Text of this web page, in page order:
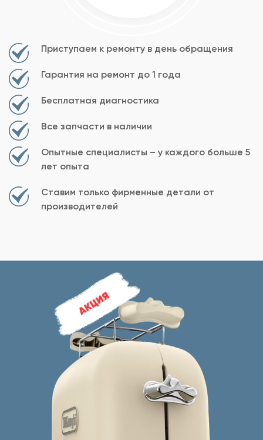
Приступаем к ремонту в день обращения
Гарантия на ремонт до 1 года
Бесплатная диагностика
Все запчасти в наличии
Опытные специалисты – у каждого больше 5
лет опыта
Ставим только фирменные детали от
производителей